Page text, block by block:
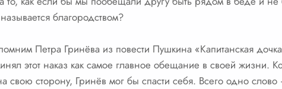
благородством?
Петра Гринёва из повести Пушкина «Капитанская
этот наказ как самое главное обещание в своей жизни.
свою сторону, Гринёв мог бы спасти себя. Всего одно